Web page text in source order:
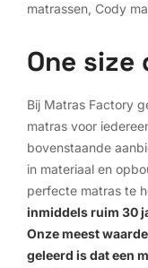
matrassen, Cody
One
Bij Matras Factory
matras voor
bovenstaande
in materiaal en
perfecte matras te
inmiddels ruim 30
Onze meest
geleerd is dat een